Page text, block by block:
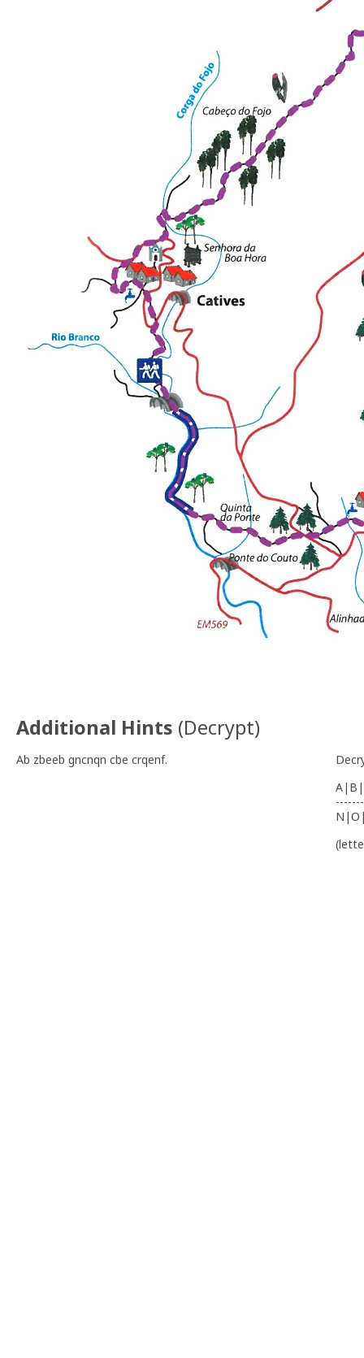
Additional Hints (Decrypt)
Ab zbeeb gncnqn cbe crqenf.